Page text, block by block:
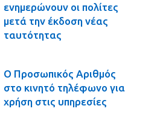
ενημερώνουν οι πολίτες
μετά την έκδοση νέας
ταυτότητας
Ο Προσωπικός Αριθμός
στο κινητό τηλέφωνο για
χρήση στις υπηρεσίες